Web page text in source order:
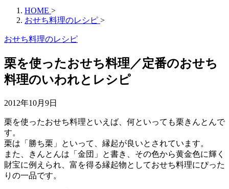
HOME >
おせち料理のレシピ >
おせち料理のレシピ
栗を使ったおせち料理／定番のおせち
料理のいわれとレシピ
2012年10月9日
栗を使ったおせち料理といえば、何といっても栗きんとんで
す。
栗は「勝ち栗」といって、縁起が良いとされています。
また、きんとんは「金団」と書き、その色から黄金色に輝く
財宝に例えられ、富を得る縁起物としておせち料理にぴった
りの一品です。